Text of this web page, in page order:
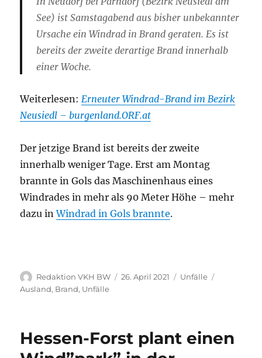
See) ist Samstagabend aus bisher unbekannter
Ursache ein Windrad in Brand geraten. Es ist
bereits der zweite derartige Brand innerhalb
einer Woche.
Weiterlesen: Erneuter Windrad-Brand im Bezirk
Neusiedl – burgenland.ORF.at
Der jetzige Brand ist bereits der zweite
innerhalb weniger Tage. Erst am Montag
brannte in Gols das Maschinenhaus eines
Windrades in mehr als 90 Meter Höhe – mehr
dazu inWindrad in Gols brannte.
Autor
Redaktion VKH BW
Veröffentlicht
26. April 2021 Kategorien
Unfälle
Ausland, Brand, Unfälle
Hessen-Forst plant einen